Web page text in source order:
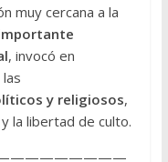
muy cercana a la
, invocó en
y religiosos,
la libertad de culto.